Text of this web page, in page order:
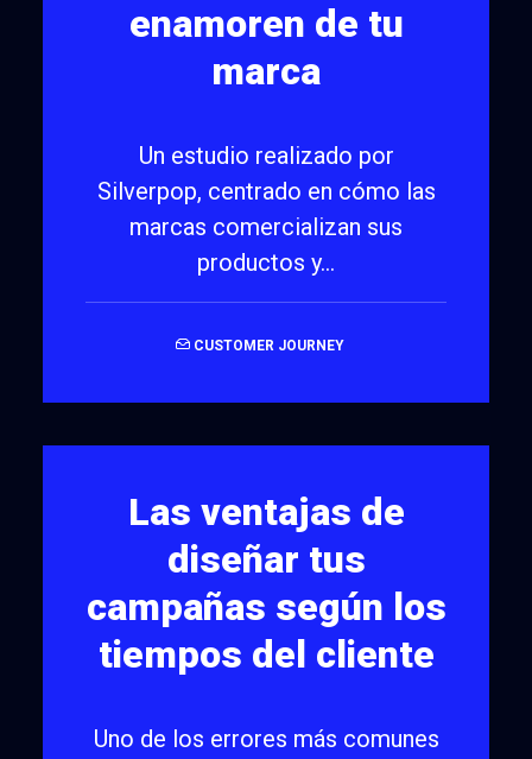
enamoren de tu
marca
Un estudio realizado por
Silverpop, centrado en cómo las
marcas comercializan sus
productos y…
CUSTOMER JOURNEY
Las ventajas de
diseñar tus
campañas según los
tiempos del cliente
Uno de los errores más comunes